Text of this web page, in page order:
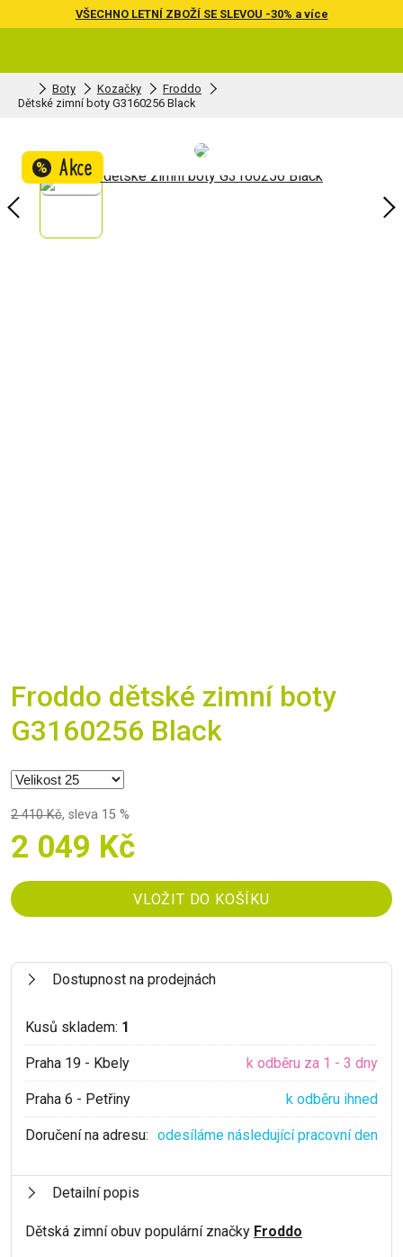
VŠECHNO LETNÍ ZBOŽÍ SE SLEVOU -30% a více
Boty Kozačky
Froddo
Dětské zimní boty G3160256 Black
% Akce
Froddo dětské zimní boty
G3160256 Black
2 410 Kč, sleva 15 %
2 049 Kč
Dostupnost na prodejnách
Kusů skladem: 1
Praha 19 - Kbely k odběru za 1 - 3 dny
Praha 6 - Petřiny k odběru ihned
Doručení na adresu: odesíláme následující pracovní den
Detailní popis
Dětská zimní obuv populární značky Froddo